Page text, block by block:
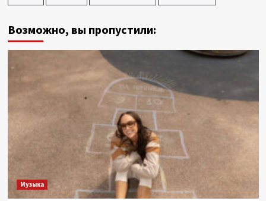
Возможно, вы пропустили:
Музыка